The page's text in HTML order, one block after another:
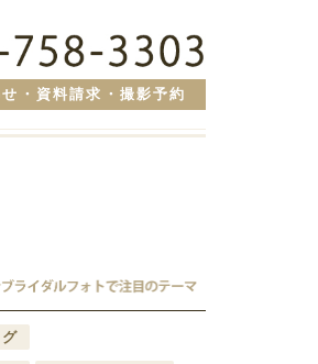
・資料請求・撮影予約